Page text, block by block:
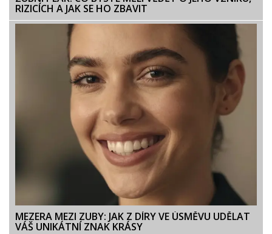
RIZICÍCH A JAK SE HO ZBAVIT
MEZERA MEZI ZUBY: JAK Z DÍRY VE ÚSMĚVU UDĚLAT
VÁŠ UNIKÁTNÍ ZNAK KRÁSY